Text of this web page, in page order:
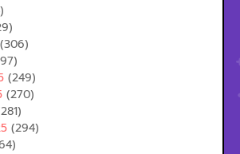
(306)
(249)
(270)
(294)